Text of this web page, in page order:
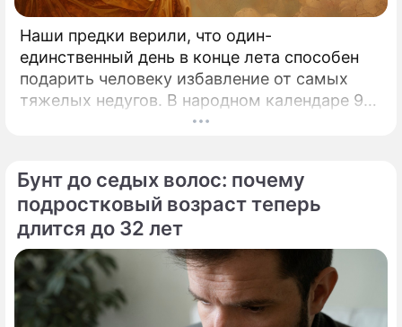
Наши предки верили, что один-
единственный день в конце лета способен
подарить человеку избавление от самых
тяжелых недугов. В народном календаре 9
августа занимает особое, почти
Бунт до седых волос: почему
подростковый возраст теперь
длится до 32 лет